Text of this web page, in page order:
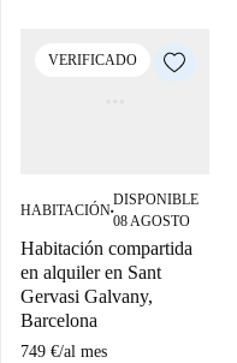
VERIFICADO
HABITACIÓN■
DISPONIBLE
08 AGOSTO
Habitación compartida
en alquiler en Sant
Gervasi Galvany,
Barcelona
749 €/al mes